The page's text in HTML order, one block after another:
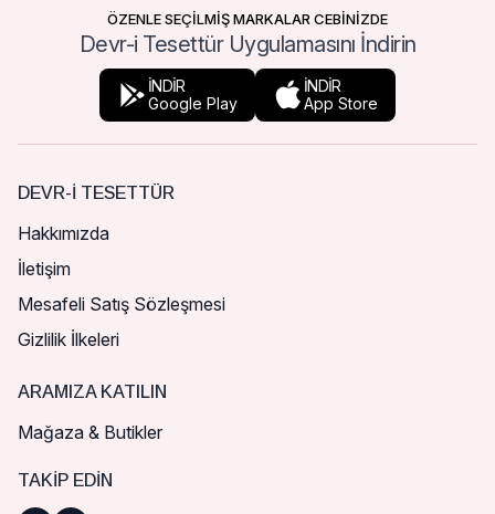
ÖZENLE SEÇİLMİŞ MARKALAR CEBİNİZDE
Devr-i Tesettür Uygulamasını İndirin
İNDİR
Google Play
İNDİR
App Store
DEVR-I TESETTÜR
Hakkımızda
İletişim
Mesafeli Satış Sözleşmesi
Gizlilik İlkeleri
ARAMIZA KATILIN
Mağaza & Butikler
TAKIP EDIN